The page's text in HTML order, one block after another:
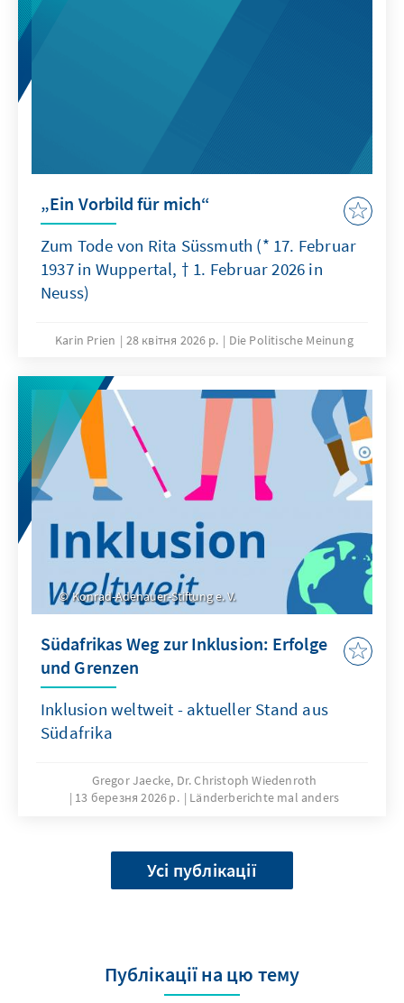
„Ein Vorbild für mich“
Zum Tode von Rita Süssmuth (* 17. Februar
1937 in Wuppertal, † 1. Februar 2026 in
Neuss)
Karin Prien 28 квітня 2026 р. Die Politische Meinung
Konrad-Adenauer-Stiftung e. V.
Südafrikas Weg zur Inklusion: Erfolge
und Grenzen
Inklusion weltweit - aktueller Stand aus
Südafrika
Gregor Jaecke, Dr. Christoph Wiedenroth
13 березня 2026 р.
Länderberichte mal anders
Усі публікації
Публікації на цю тему